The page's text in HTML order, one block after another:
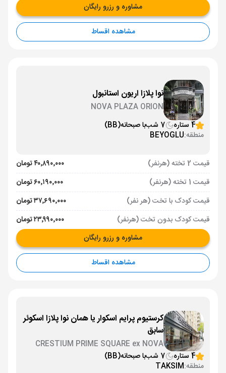
مشاوره و رزرو رایگان
مشاهده اقساط
نوا پلازا اریون استانبول
NOVA PLAZA ORION
4 ستاره
7 شب با صبحانه(BB)
منطقه:BEYOGLU
قیمت 2 تخته (هرنفر)
۴۰٬۸۹۰٬۰۰۰ تومان
قیمت 1 تخته (هرنفر)
۶۰٬۱۹۰٬۰۰۰ تومان
قیمت کودک با تخت (هر نفر)
۳۷٬۶۹۰٬۰۰۰ تومان
قیمت کودک بدون تخت (هرنفر)
۲۳٬۹۹۰٬۰۰۰ تومان
مشاوره و رزرو رایگان
مشاهده اقساط
کرستیوم پرایم اسکوار یا همان نوا پلازا اسکوئر
سابق
CRESTIUM PRIME SQUARE ex NOVA
PLAZA SQUARE
4 ستاره 7 شب با صبحانه(BB)
منطقه:TAKSIM